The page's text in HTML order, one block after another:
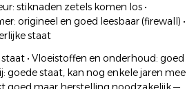
stiknaden zetels komen los •
origineel en goed leesbaar (firewall) •
staat
• Vloeistoffen en onderhoud: goed
goede staat, kan nog enkele jaren mee